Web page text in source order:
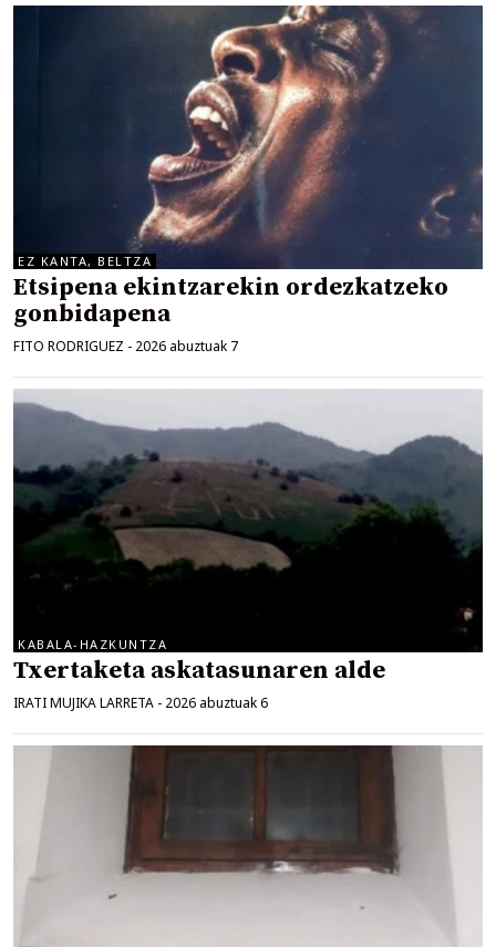
EZ KANTA, BELTZA
Etsipena ekintzarekin ordezkatzeko
gonbidapena
FITO RODRIGUEZ - 2026 abuztuak 7
KABALA-HAZKUNTZA
Txertaketa askatasunaren alde
IRATI MUJIKA LARRETA - 2026 abuztuak 6